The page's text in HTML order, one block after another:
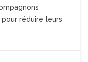
réduire leurs